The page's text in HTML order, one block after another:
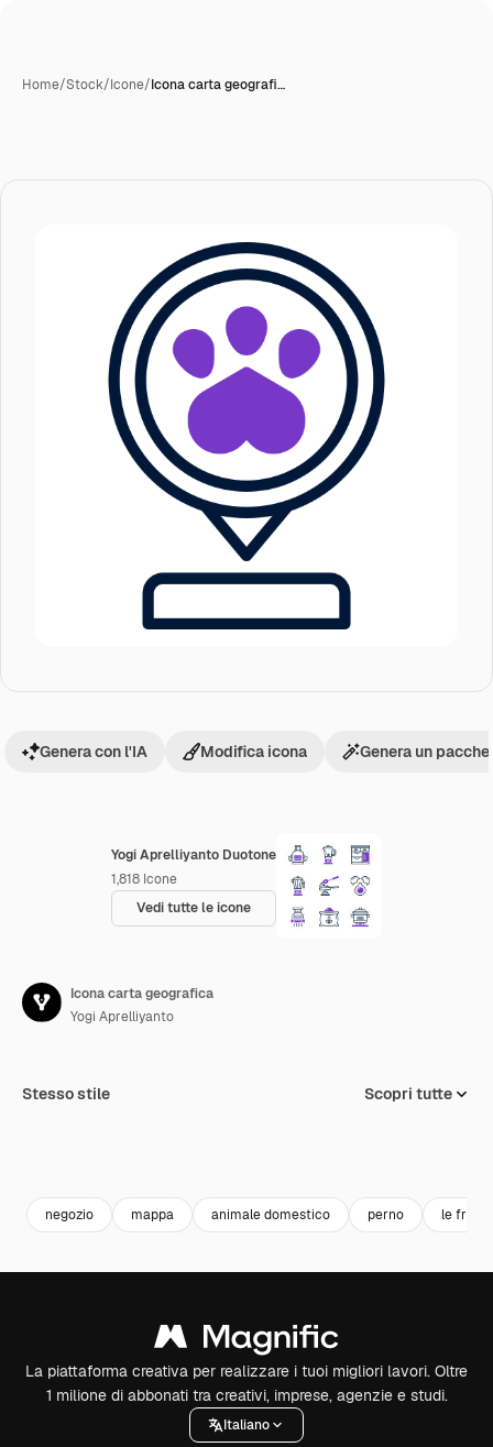
Home/Stock/Icone/Icona carta geografi…
Yogi Aprelliyanto Duotone
1,818 Icone
Vedi tutte le icone
Genera con l'IA Modifica icona Genera un
Icona carta geografica
Yogi Aprelliyanto
Stesso stile Scopri tutte
negozio mappa animale domestico perno le
La piattaforma creativa per realizzare i tuoi migliori lavori. Oltre
1 milione di abbonati tra creativi, imprese, agenzie e studi.
Italiano